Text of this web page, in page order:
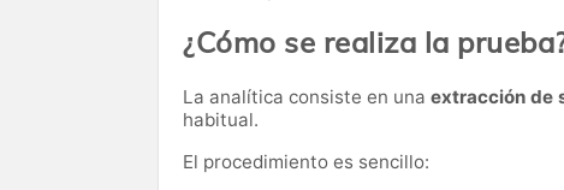
¿Cómo se realiza la
La analítica consiste en una extracción de
habitual.
El procedimiento es sencillo: